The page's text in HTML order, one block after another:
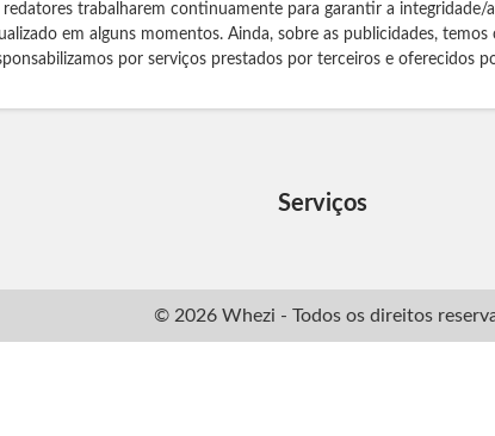
redatores trabalharem continuamente para garantir a
em alguns momentos. Ainda, sobre as publicidades,
por serviços prestados por terceiros e oferecidos
Serviços
© 2026 Whezi - Todos os direitos